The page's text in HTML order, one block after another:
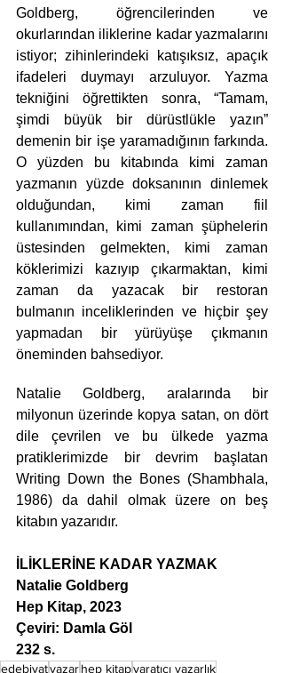
Goldberg, öğrencilerinden ve
okurlarından iliklerine kadar yazmalarını
istiyor; zihinlerindeki katışıksız, apaçık
ifadeleri duymayı arzuluyor. Yazma
tekniğini öğrettikten sonra, “Tamam,
şimdi büyük bir dürüstlükle yazın”
demenin bir işe yaramadığının farkında.
O yüzden bu kitabında kimi zaman
yazmanın yüzde doksanının dinlemek
olduğundan, kimi zaman fiil
kullanımından, kimi zaman şüphelerin
üstesinden gelmekten, kimi zaman
köklerimizi kazıyıp çıkarmaktan, kimi
zaman da yazacak bir restoran
bulmanın inceliklerinden ve hiçbir şey
yapmadan bir yürüyüşe çıkmanın
öneminden bahsediyor.
Natalie Goldberg, aralarında bir
milyonun üzerinde kopya satan, on dört
dile çevrilen ve bu ülkede yazma
pratiklerimizde bir devrim başlatan
Writing Down the Bones (Shambhala,
1986) da dahil olmak üzere on beş
kitabın yazarıdır.
İLİKLERİNE KADAR YAZMAK
Natalie Goldberg
Hep Kitap, 2023
Çeviri: Damla Göl
232 s.
edebiyatyazarhep kitapyaratıcı yazarlık